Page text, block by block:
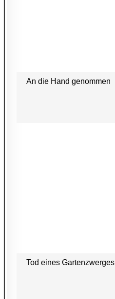
An die Hand genommen
Tod eines Gartenzwerges